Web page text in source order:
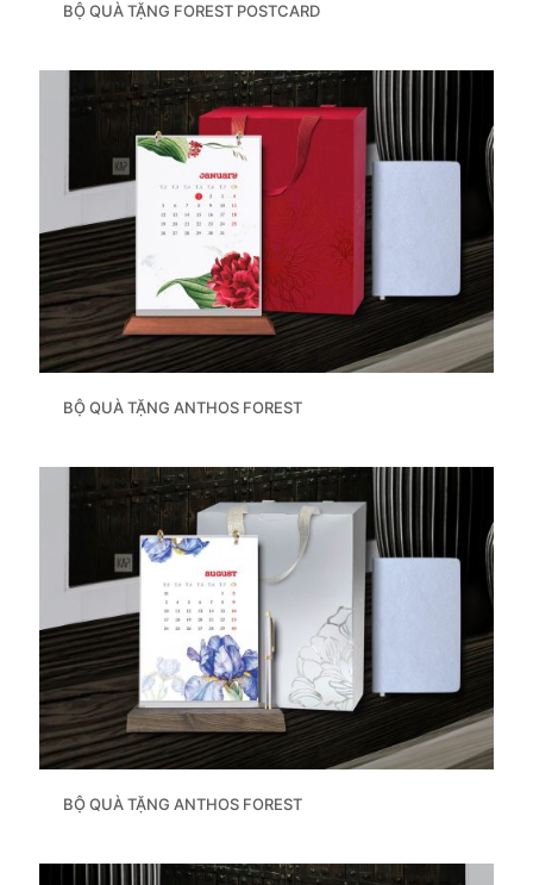
BỘ QUÀ TẶNG FOREST POSTCARD
BỘ QUÀ TẶNG ANTHOS FOREST
BỘ QUÀ TẶNG ANTHOS FOREST